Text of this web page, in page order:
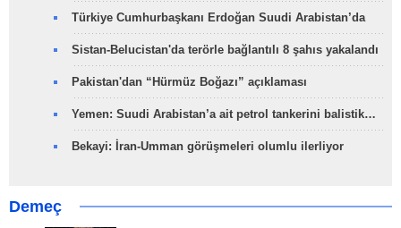
Türkiye Cumhurbaşkanı Erdoğan Suudi Arabistan’da
Sistan-Belucistan'da terörle bağlantılı 8 şahıs yakalandı
Pakistan'dan “Hürmüz Boğazı” açıklaması
Yemen: Suudi Arabistan’a ait petrol tankerini balistik…
Bekayi: İran-Umman görüşmeleri olumlu ilerliyor
Demeç